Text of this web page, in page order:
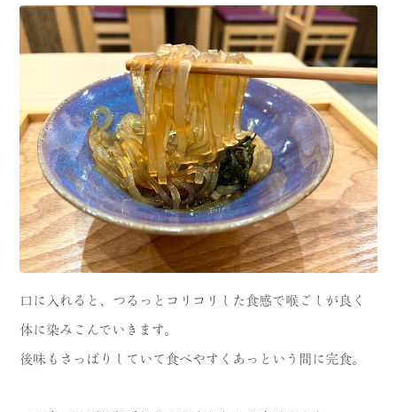
口に入れると、つるっとコリコリした食感で喉ごしが良く
体に染みこんでいきます。
後味もさっぱりしていて食べやすくあっという間に完食。